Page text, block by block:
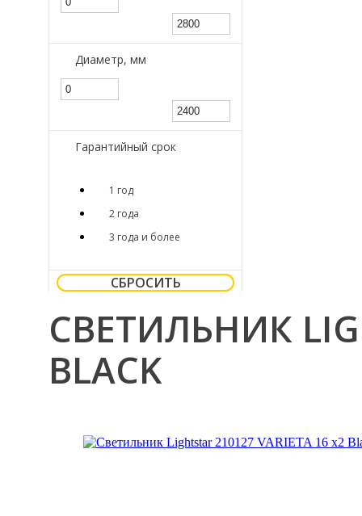
Диаметр, мм
Гарантийный срок
1 год
2 года
3 года и более
СБРОСИТЬ
СВЕТИЛЬНИК
BLACK